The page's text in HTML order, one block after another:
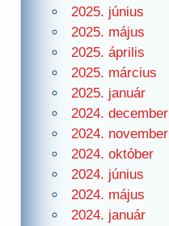
2025. június
2025. május
2025. április
2025. március
2025. január
2024. december
2024. november
2024. október
2024. június
2024. május
2024. január